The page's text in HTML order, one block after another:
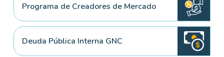
Programa de Creadores de Mercado
Deuda Pública Interna GNC